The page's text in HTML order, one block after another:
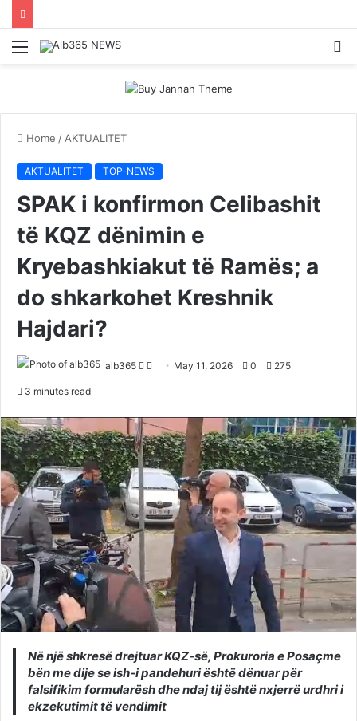
Menu
Home / AKTUALITET
AKTUALITET TOP-NEWS
SPAK i konfirmon Celibashit
të KQZ dënimin e
Kryebashkiakut të Ramës; a
do shkarkohet Kreshnik
Hajdari?
alb365
Follow
Send May 11, 2026 0 275
3 minutes read
Në një shkresë drejtuar KQZ-së, Prokuroria e Posaçme
bën me dije se ish-i pandehuri është dënuar për
falsifikim formularësh dhe ndaj tij është nxjerrë urdhri i
ekzekutimit të vendimit